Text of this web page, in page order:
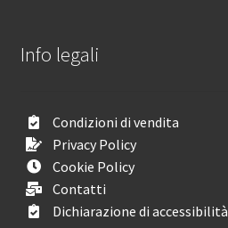
Info legali
Condizioni di vendita
Privacy Policy
Cookie Policy
Contatti
Dichiarazione di accessibilità